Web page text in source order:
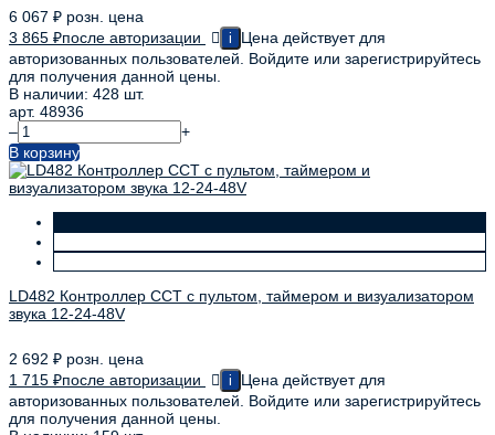
6 067 ₽ розн. цена
3 865 ₽после авторизации i
Цена действует для
авторизованных пользователей. Войдите или зарегистрируйтесь
для получения данной цены.
В наличии: 428 шт.
арт. 48936
–
+
В корзину
LD482 Контроллер CCT с пультом, таймером и визуализатором
звука 12-24-48V
2 692 ₽ розн. цена
1 715 ₽после авторизации i
Цена действует для
авторизованных пользователей. Войдите или зарегистрируйтесь
для получения данной цены.